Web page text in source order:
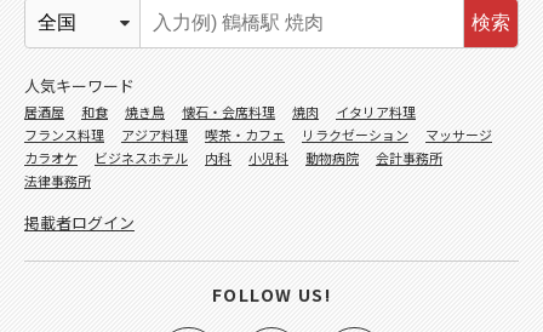
検索
人気キーワード
居酒屋 和食 焼き鳥 懐石・会席料理 焼肉
イタリア料理
フランス料理
アジア料理 喫茶・カフェ リラクゼーション
マッサージ
カラオケ
ビジネスホテル 内科 小児科 動物病院
会計事務所
法律事務所
掲載者ログイン
FOLLOW US!